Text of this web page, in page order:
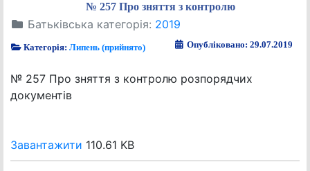
№ 257 Про зняття з контролю
Батьківська категорія: 2019
Категорія:Липень (прийнято) Опубліковано: 29.07.2019
№ 257 Про зняття з контролю розпорядчих
документів
Завантажити 110.61 KB